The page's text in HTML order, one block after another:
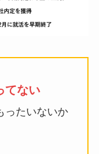
てない
ったいないか